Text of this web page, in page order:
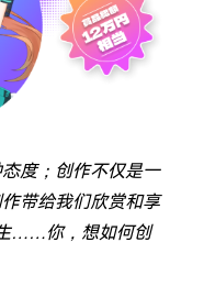
度；创作不仅是一
带给我们欣赏和享
……你，想如何创